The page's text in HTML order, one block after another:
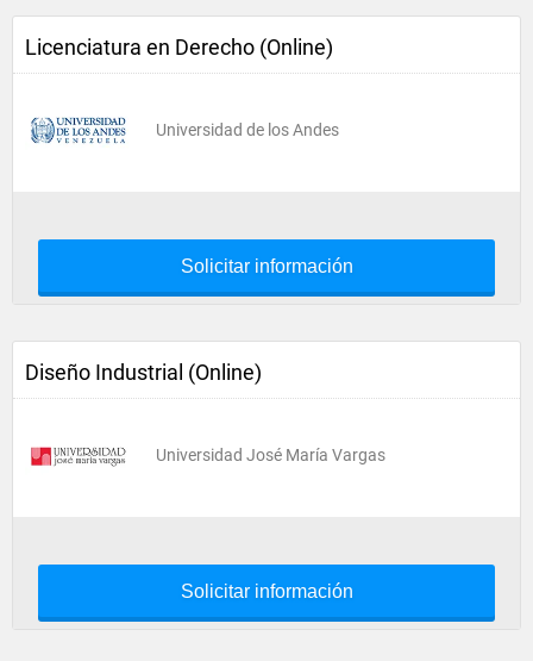
Licenciatura en Derecho (Online)
Universidad de los Andes
Solicitar información
Diseño Industrial (Online)
Universidad José María Vargas
Solicitar información